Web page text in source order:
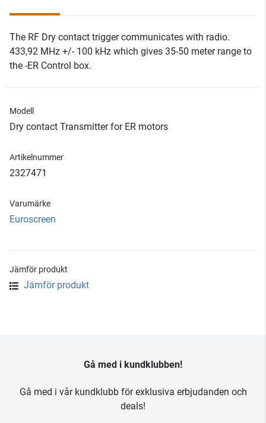
The RF Dry contact trigger communicates with radio.
433,92 MHz +/- 100 kHz which gives 35-50 meter range to
the -ER Control box.
Modell
Dry contact Transmitter for ER motors
Artikelnummer
2327471
Varumärke
Euroscreen
Jämför produkt
Jämför produkt
Gå med i kundklubben!
Gå med i vår kundklubb för exklusiva erbjudanden och
deals!